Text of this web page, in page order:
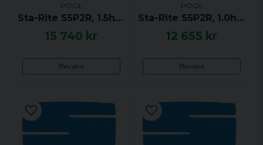
POOL
Sta-Rite S5P2R, 1.5hk / 1.1kW, 1-fas 240V
15 740 kr
Bevaka
POOL
Sta-Rite S5P2R, 1.0hk / 0.75kW, 3-fas 400V
12 655 kr
Bevaka